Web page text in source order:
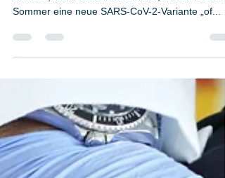
PIROLA macht uns nun das Leben schwer Mit
Sommer eine neue SARS-CoV-2-Variante „of...